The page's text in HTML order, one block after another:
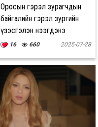
Оросын гэрэл зурагчдын
байгалийн гэрэл зургийн
үзэсгэлэн нээгдэнэ
16 660 2025-07-28